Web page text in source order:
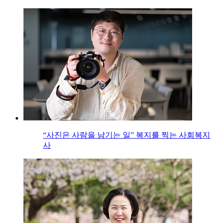
“사진은 사람을 남기는 일” 복지를 찍는 사회복지
사